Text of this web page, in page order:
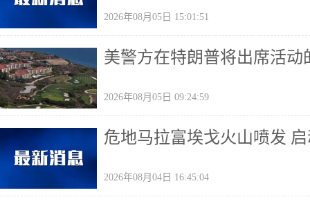
2026年08月05日 15:01:51
美警方在特朗普将出席活
2026年08月05日 09:24:59
危地马拉富埃戈火山喷发
2026年08月04日 16:45:04